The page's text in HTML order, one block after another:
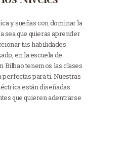
y sueñas con dominar la
sea que quieras aprender
tus habilidades
en la escuela de
Bilbao tenemos las clases
perfectas para ti. Nuestras
están diseñadas
que quieren adentrarse